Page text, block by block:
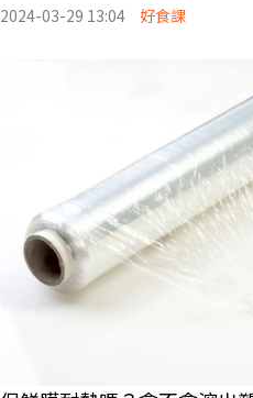
2024-03-29 13:04 好食課